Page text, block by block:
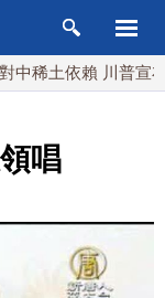
土依賴 川普宣布礦業
唱